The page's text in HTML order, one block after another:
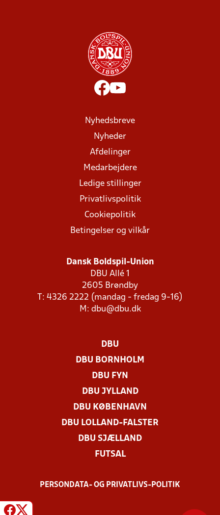
Nyhedsbreve
Nyheder
Afdelinger
Medarbejdere
Ledige stillinger
Privatlivspolitik
Cookiepolitik
Betingelser og vilkår
Dansk Boldspil-Union
DBU Allé 1
2605 Brøndby
T: 4326 2222 (mandag - fredag 9-16)
M: dbu@dbu.dk
DBU
DBU BORNHOLM
DBU FYN
DBU JYLLAND
DBU KØBENHAVN
DBU LOLLAND-FALSTER
DBU SJÆLLAND
FUTSAL
PERSONDATA- OG PRIVATLIVS-POLITIK